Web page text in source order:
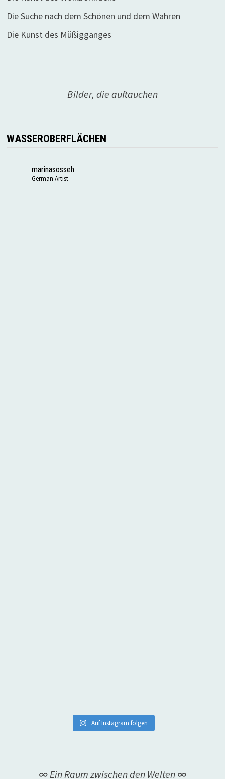
Die Suche nach dem Schönen und dem Wahren
Die Kunst des Müßigganges
Bilder, die auftauchen
WASSEROBERFLÄCHEN
marinasosseh
German Artist
Auf Instagram folgen
∞ Ein Raum zwischen den Welten ∞